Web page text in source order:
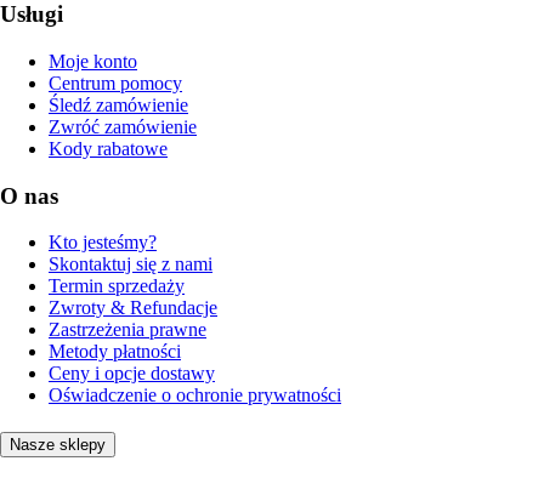
Usługi
Moje konto
Centrum pomocy
Śledź zamówienie
Zwróć zamówienie
Kody rabatowe
O nas
Kto jesteśmy?
Skontaktuj się z nami
Termin sprzedaży
Zwroty & Refundacje
Zastrzeżenia prawne
Metody płatności
Ceny i opcje dostawy
Oświadczenie o ochronie prywatności
Nasze sklepy